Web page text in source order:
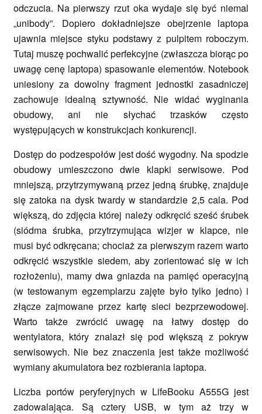
odczucia. Na pierwszy rzut oka wydaje się być niemal
„unibody”. Dopiero dokładniejsze obejrzenie laptopa
ujawnia miejsce styku podstawy z pulpitem roboczym.
Tutaj muszę pochwalić perfekcyjne (zwłaszcza biorąc po
uwagę cenę laptopa) spasowanie elementów. Notebook
uniesiony za dowolny fragment jednostki zasadniczej
zachowuje idealną sztywność. Nie widać wyginania
obudowy, ani nie słychać trzasków często
występujących w konstrukcjach konkurencji.
Dostęp do podzespołów jest dość wygodny. Na spodzie
obudowy umieszczono dwie klapki serwisowe. Pod
mniejszą, przytrzymywaną przez jedną śrubkę, znajduje
się zatoka na dysk twardy w standardzie 2,5 cala. Pod
większą, do zdjęcia której należy odkręcić sześć śrubek
(siódma śrubka, przytrzymująca wizjer w klapce, nie
musi być odkręcana; chociaż za pierwszym razem warto
odkręcić wszystkie siedem, aby zorientować się w ich
rozłożeniu), mamy dwa gniazda na pamięć operacyjną
(w testowanym egzemplarzu zajęte było tylko jedno) i
złącze zajmowane przez kartę sieci bezprzewodowej.
Warto także zwrócić uwagę na łatwy dostęp do
wentylatora, który znalazł się pod większą z pokryw
serwisowych. Nie bez znaczenia jest także możliwość
wymiany akumulatora bez rozbierania laptopa.
Liczba portów peryferyjnych w LifeBooku A555G jest
zadowalająca. Są cztery USB, w tym aż trzy w